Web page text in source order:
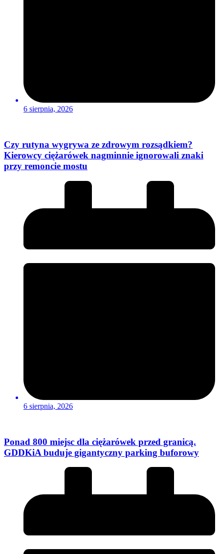
6 sierpnia, 2026
Czy rutyna wygrywa ze zdrowym rozsądkiem?
Kierowcy ciężarówek nagminnie ignorowali znaki
przy remoncie mostu
6 sierpnia, 2026
Ponad 800 miejsc dla ciężarówek przed granicą.
GDDKiA buduje gigantyczny parking buforowy